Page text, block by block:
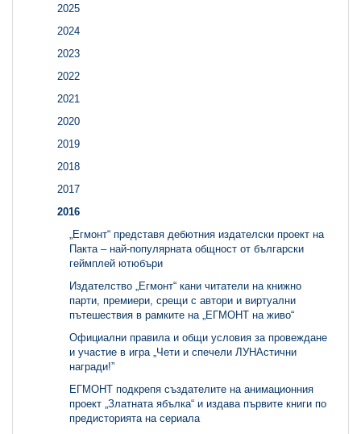
2025
2024
2023
2022
2021
2020
2019
2018
2017
2016
„Егмонт“ представя дебютния издателски проект на
Пакта – най-популярната общност от български
геймплей ютюбъри
Издателство „Егмонт“ кани читатели на книжно
парти, премиери, срещи с автори и виртуални
пътешествия в рамките на „ЕГМОНТ на живо“
Официални правила и общи условия за провеждане
и участие в игра „Чети и спечели ЛУНАстични
награди!”
ЕГМОНТ подкрепя създателите на анимационния
проект „Златната ябълка“ и издава първите книги по
предисторията на сериала